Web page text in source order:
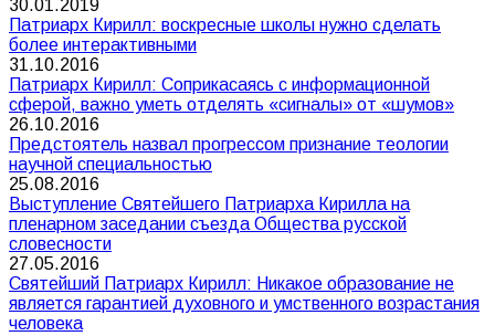
30.01.2019
Патриарх Кирилл: воскресные школы нужно сделать
более интерактивными
31.10.2016
Патриарх Кирилл: Соприкасаясь с информационной
сферой, важно уметь отделять «сигналы» от «шумов»
26.10.2016
Предстоятель назвал прогрессом признание теологии
научной специальностью
25.08.2016
Выступление Святейшего Патриарха Кирилла на
пленарном заседании съезда Общества русской
словесности
27.05.2016
Святейший Патриарх Кирилл: Никакое образование не
является гарантией духовного и умственного возрастания
человека